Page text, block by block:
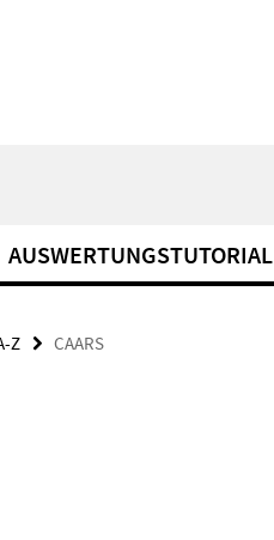
AUSWERTUNGSTUTORIAL
Z CAARS